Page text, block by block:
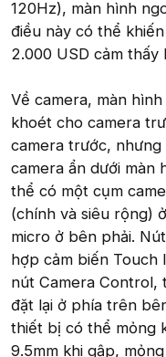
120Hz), màn hình
điều này có thể
2.000 USD cảm thấy
Về camera, màn
khoét cho camera
camera trước,
camera ẩn dưới màn
thể có một cụm
(chính và siêu rộng)
micro ở bên phải.
hợp cảm biến Touch
nút Camera Control,
đặt lại ở phía trên
thiết bị có thể mỏng
9.5mm khi gập,